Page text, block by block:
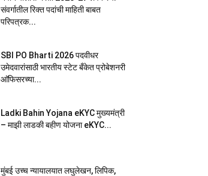
संवर्गातील रिक्त पदांची माहिती बाबत
परिपत्रक...
SBI PO Bharti 2026 पदवीधर
उमेदवारांसाठी भारतीय स्टेट बँकेत प्रोबेशनरी
आ‍ॅफिसरच्या...
Ladki Bahin Yojana eKYC मुख्यमंत्री
– माझी लाडकी बहीण योजना eKYC...
मुंबई उच्च न्यायालयात लघुलेखन, लिपिक,